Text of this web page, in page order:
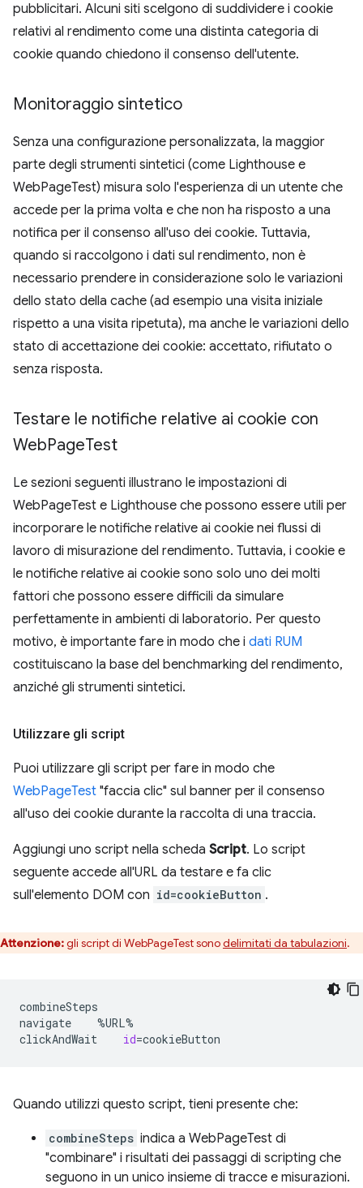
pubblicitari. Alcuni siti scelgono di suddividere i cookie
relativi al rendimento come una distinta categoria di
cookie quando chiedono il consenso dell'utente.
Monitoraggio sintetico
Senza una configurazione personalizzata, la maggior
parte degli strumenti sintetici (come Lighthouse e
WebPageTest) misura solo l'esperienza di un utente che
accede per la prima volta e che non ha risposto a una
notifica per il consenso all'uso dei cookie. Tuttavia,
quando si raccolgono i dati sul rendimento, non è
necessario prendere in considerazione solo le variazioni
dello stato della cache (ad esempio una visita iniziale
rispetto a una visita ripetuta), ma anche le variazioni dello
stato di accettazione dei cookie: accettato, rifiutato o
senza risposta.
Testare le notifiche relative ai cookie con
WebPageTest
Le sezioni seguenti illustrano le impostazioni di
WebPageTest e Lighthouse che possono essere utili per
incorporare le notifiche relative ai cookie nei flussi di
lavoro di misurazione del rendimento. Tuttavia, i cookie e
le notifiche relative ai cookie sono solo uno dei molti
fattori che possono essere difficili da simulare
perfettamente in ambienti di laboratorio. Per questo
motivo, è importante fare in modo che i dati RUM
costituiscano la base del benchmarking del rendimento,
anziché gli strumenti sintetici.
Utilizzare gli script
Puoi utilizzare gli script per fare in modo che
WebPageTest "faccia clic" sul banner per il consenso
all'uso dei cookie durante la raccolta di una traccia.
Aggiungi uno script nella scheda Script. Lo script
seguente accede all'URL da testare e fa clic
sull'elemento DOM con id=cookieButton .
Attenzione:gli script di WebPageTest sonodelimitati da tabulazioni.
combineSteps
navigate
%URL%
clickAndWait
id=
Quando utilizzi questo script, tieni presente che:
combineSteps indica a WebPageTest di
"combinare" i risultati dei passaggi di scripting che
seguono in un unico insieme di tracce e misurazioni.